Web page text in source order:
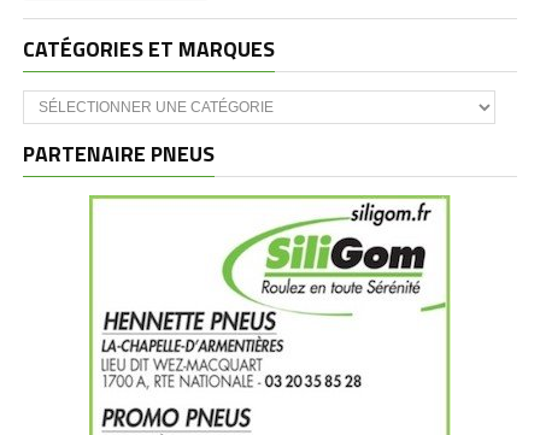
CATÉGORIES ET MARQUES
Catégories
et
PARTENAIRE PNEUS